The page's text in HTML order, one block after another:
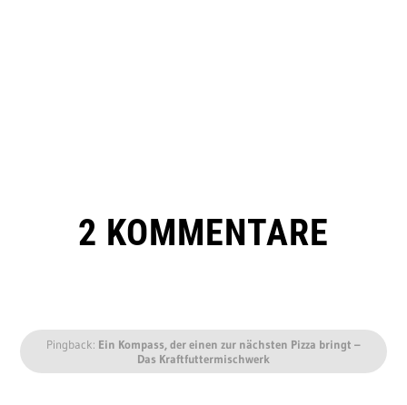
2 KOMMENTARE
Pingback: Ein Kompass, der einen zur nächsten Pizza bringt –
Das Kraftfuttermischwerk